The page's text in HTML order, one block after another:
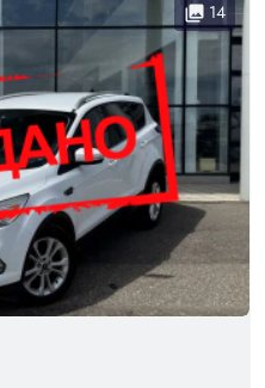
collections 14